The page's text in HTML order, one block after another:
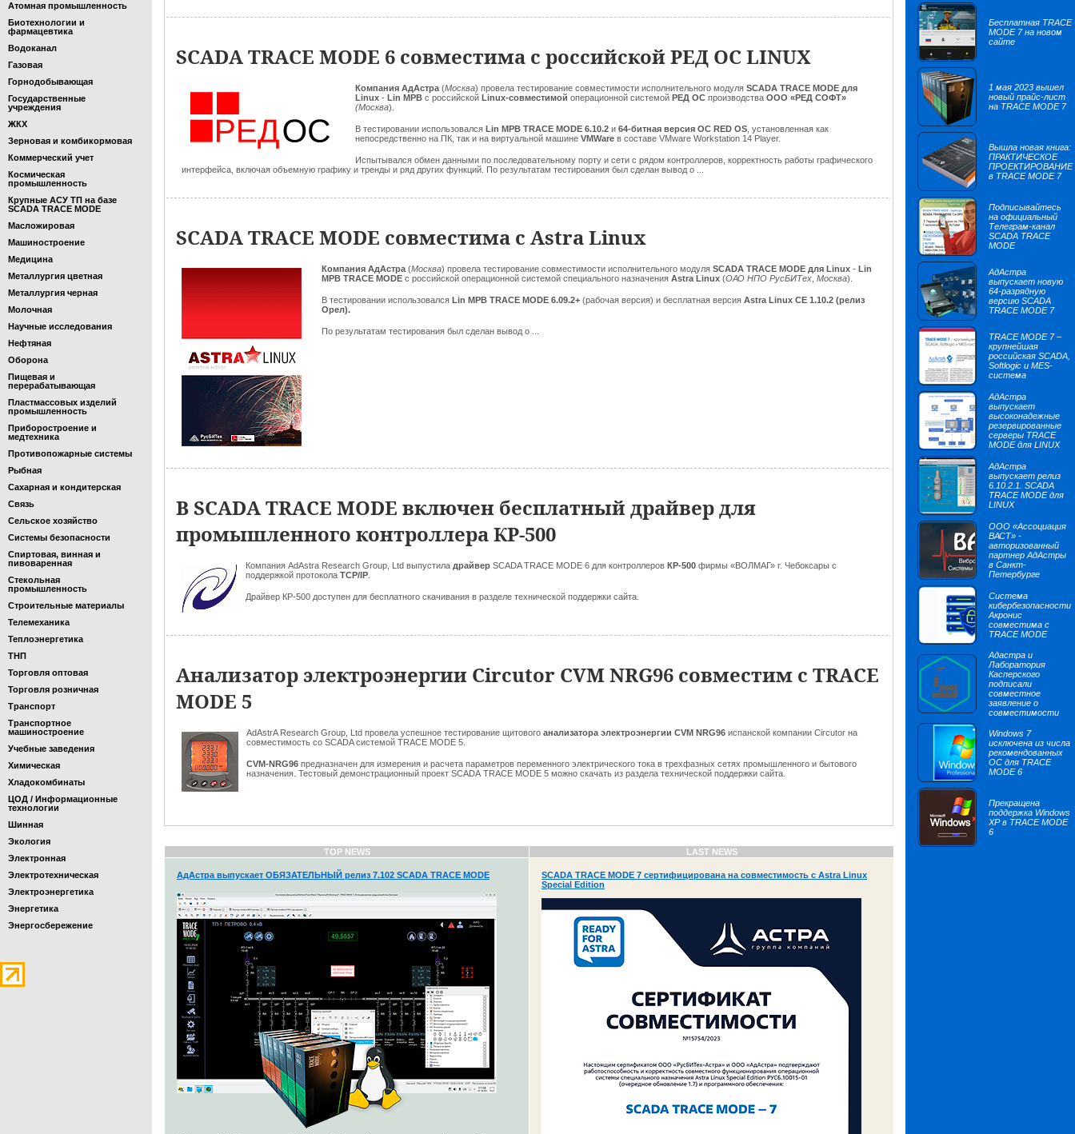
Атомная промышленность
Биотехнологии и
фармацевтика
Водоканал
Газовая
Горнодобывающая
Государственные
учреждения
ЖКХ
Зерновая и комбикормовая
Коммерческий учет
Космическая
промышленность
Крупные АСУ ТП на базе
SCADA TRACE MODE
Масложировая
Машиностроение
Медицина
Металлургия цветная
Металлургия черная
Молочная
Научные исследования
Нефтяная
Оборона
Пищевая и
перерабатывающая
Пластмассовых изделий
промышленность
Приборостроение и
медтехника
Противопожарные системы
Рыбная
Сахарная и кондитерская
Связь
Сельское хозяйство
Системы безопасности
Спиртовая, винная и
пивоваренная
Стекольная
промышленность
Строительные материалы
Телемеханика
Теплоэнергетика
ТНП
Торговля оптовая
Торговля розничная
Транспорт
Транспортное
машиностроение
Учебные заведения
Химическая
Хладокомбинаты
ЦОД / Информационные
технологии
Шинная
Экология
Электронная
Электротехническая
Электроэнергетика
Энергетика
Энергосбережение
SCADA TRACE MODE 6 совместима с российской РЕД ОС LINUX
Компания АдАстра (Москва) провела тестирование совместимости исполнительного модуля SCADA TRACE MODE для
Linux - Lin МРВ с российской Linux-совместимой операционной системой РЕД ОС производства ООО «РЕД СОФТ»
(Москва).
В тестировании использовался Lin МРВ TRACE MODE 6.10.2 и 64-битная версия ОС RED OS , установленная как
непосредственно на ПК, так и на виртуальной машине VMWare в составе VMware Workstation 14 Player.
Испытывался обмен данными по последовательному порту и сети c рядом контроллеров, корректность работы графического
интерфейса, включая объемную графику и тренды и ряд других функций. По результатам тестирования был сделан вывод о ...
SCADA TRACE MODE совместима с Astra Linux
Компания АдАстра (Москва) провела тестирование совместимости исполнительного модуля SCADA TRACE MODE для Linux - Lin
МРВ TRACE MODE с российской операционной системой специального назначения Astra Linux (ОАО НПО РусБИТех Москва).
В тестировании использовался Lin МРВ TRACE MODE 6.09.2+ (рабочая версия) и бесплатная версия Astra Linux CE 1.10.2 (релиз
Орел).
По результатам тестирования был сделан вывод о ...
В SCADA TRACE MODE включен бесплатный драйвер для
промышленного контроллера КР-500
Компания AdAstra Research Group, Ltd выпустила драйвер SCADA TRACE MODE 6 для контроллеров КР-500 фирмы «ВОЛМАГ» г. Чебоксары с
поддержкой протокола TCP/IP
Драйвер КР-500 доступен для бесплатного скачивания в разделе технической поддержки сайта.
Анализатор электроэнергии Circutor CVM NRG96 совместим с TRACE
MODE 5
AdAstrA Research Group, Ltd провела успешное тестирование щитового анализатора электроэнергии CVM NRG96 испанской компании Circutor на
совместимость со SCADA системой TRACE MODE 5.
CVM-NRG96 предназначен для измерения и расчета параметров переменного электрического тока в трехфазных сетях промышленного и бытового
назначения. Тестовый демонстрационный проект SCADA TRACE MODE 5 можно скачать из раздела технической поддержки сайта.
TOP NEWS
АдАстра выпускает ОБЯЗАТЕЛЬНЫЙ релиз 7.102 SCADA TRACE MODE
LAST NEWS
SCADA TRACE MODE 7 сертифицирована на совместимость с Astra Linux
Special Edition
Бесплатная TRACE
MODE 7 на новом
сайте
1 мая 2023 вышел
новый прайс-лист
на TRACE MODE 7
Вышла новая книга:
ПРАКТИЧЕСКОЕ
ПРОЕКТИРОВАНИЕ
в TRACE MODE 7
Подписывайтесь
на официальный
Телеграм-канал
SCADA TRACE
MODE
АдАстра
выпускает новую
64-разрядную
версию SCADA
TRACE MODE 7
TRACE MODE 7 –
крупнейшая
российская SCADA,
Softlogic и MES-
система
АдАстра
выпускает
высоконадежные
резервированные
серверы TRACE
MODE для LINUX
АдАстра
выпускает релиз
6.10.2.1. SCADA
TRACE MODE для
LINUX
ООО «Ассоциация
ВАСТ» -
авторизованный
партнер АдАстры
в Санкт-
Петербурге
Система
кибербезопасности
Акронис
совместима с
TRACE MODE
Адастра и
Лаборатория
Касперского
подписали
совместное
заявление о
совместимости
Windows 7
исключена из числа
рекомендованных
ОС для TRACE
MODE 6
Прекращена
поддержка Windows
XP в TRACE MODE
6